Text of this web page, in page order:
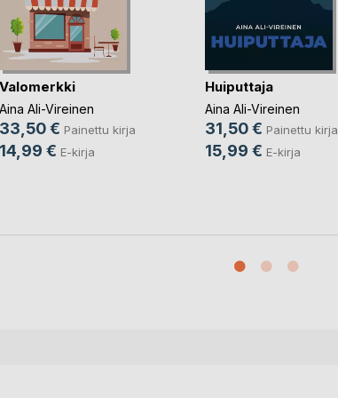
Valomerkki
Aina Ali-Vireinen
33,50 € Painettu kirja
14,99 € E-kirja
Huiputtaja
Aina Ali-Vireinen
31,50 € Painettu kirja
15,99 € E-kirja